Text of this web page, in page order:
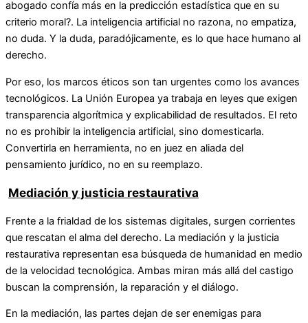
abogado confía más en la predicción estadística que en su
criterio moral?. La inteligencia artificial no razona, no empatiza,
no duda. Y la duda, paradójicamente, es lo que hace humano al
derecho.
Por eso, los marcos éticos son tan urgentes como los avances
tecnológicos. La Unión Europea ya trabaja en leyes que exigen
transparencia algorítmica y explicabilidad de resultados. El reto
no es prohibir la inteligencia artificial, sino domesticarla.
Convertirla en herramienta, no en juez en aliada del
pensamiento jurídico, no en su reemplazo.
Mediación y justicia restaurativa
Frente a la frialdad de los sistemas digitales, surgen corrientes
que rescatan el alma del derecho. La mediación y la justicia
restaurativa representan esa búsqueda de humanidad en medio
de la velocidad tecnológica. Ambas miran más allá del castigo
buscan la comprensión, la reparación y el diálogo.
En la mediación, las partes dejan de ser enemigas para